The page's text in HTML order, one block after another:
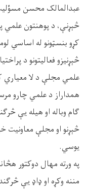
عبدالمالک محسن
څېړنې، د پوهنتون علمي
کړو بنسټونو له اساسي
څېړنیزو فعالیتونو د
علمي مجلې د لا معیاري
همداراز د علمي چارو
ګام وباله او هیله یې
څېړنو او مجلې معاونیت
یوسي.
په ورته مهال دوکتور
مننه وکړه او ډاډ یې